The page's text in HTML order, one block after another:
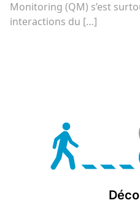
Monitoring (QM) s’est
interactions du […]